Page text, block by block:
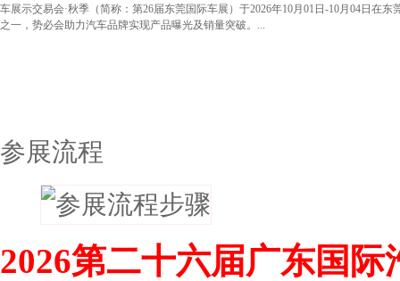
车展示交易会·秋季（简称：第26届东莞国际车展）于2026年10月01日-10月04日在
之一，势必会助力汽车品牌实现产品曝光及销量突破。...
参展流程
2026第二十六届广东国